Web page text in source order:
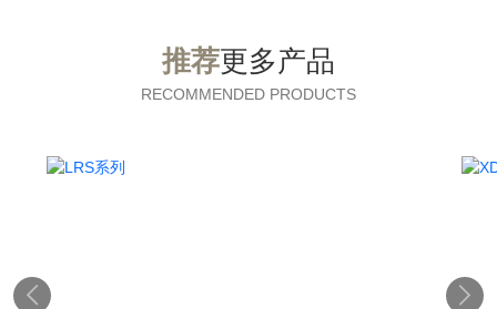
推荐更多产品
RECOMMENDED PRODUCTS
 